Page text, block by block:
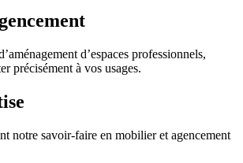
d’espaces professionnels,
précisément à vos usages.
notre savoir-faire en mobilier et agencement